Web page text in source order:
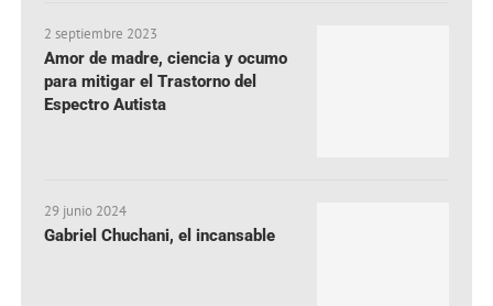
2 septiembre 2023
Amor de madre, ciencia y ocumo
para mitigar el Trastorno del
Espectro Autista
29 junio 2024
Gabriel Chuchani, el incansable